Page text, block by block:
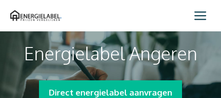
naar
Energielabel Angeren
Direct energielabel aanvragen